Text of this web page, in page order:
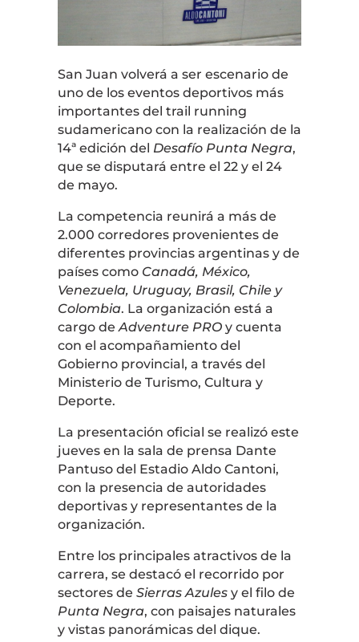
San Juan volverá a ser escenario de
uno de los eventos deportivos más
importantes del trail running
sudamericano con la realización de la
14ª edición del Desafío Punta Negra,
que se disputará entre el 22 y el 24
de mayo.
La competencia reunirá a más de
2.000 corredores provenientes de
diferentes provincias argentinas y de
países como Canadá, México,
Venezuela, Uruguay, Brasil, Chile y
Colombia. La organización está a
cargo deAdventure PROy cuenta
con el acompañamiento del
Gobierno provincial, a través del
Ministerio de Turismo, Cultura y
Deporte.
La presentación oficial se realizó este
jueves en la sala de prensa Dante
Pantuso del Estadio Aldo Cantoni,
con la presencia de autoridades
deportivas y representantes de la
organización.
Entre los principales atractivos de la
carrera, se destacó el recorrido por
sectores de Sierras Azulesy el filo de
Punta Negra, con paisajes naturales
y vistas panorámicas del dique.